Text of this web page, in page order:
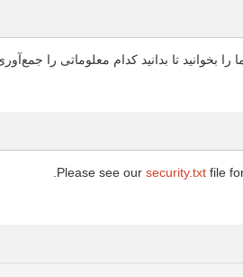
را بخوانید تا بدانید کدام معلوماتی را
Please see our security.txtfile